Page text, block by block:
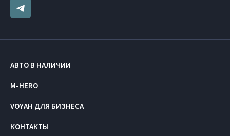
АВТО В НАЛИЧИИ
M-HERO
VOYAH ДЛЯ БИЗНЕСА
КОНТАКТЫ